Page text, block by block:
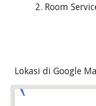
Room
Lokasi di Google